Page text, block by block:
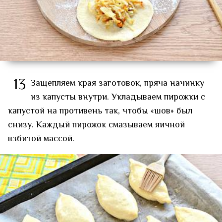
13 Защепляем края заготовок, пряча начинку
из капусты внутри. Укладываем пирожки с
капустой на противень так, чтобы «шов» был
снизу. Каждый пирожок смазываем яичной
взбитой массой.